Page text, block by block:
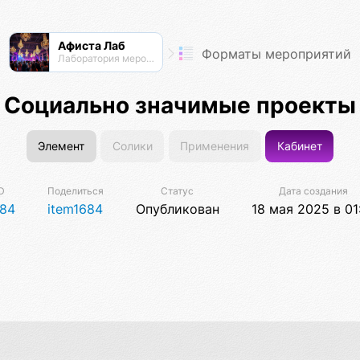
Афиста Лаб
Лаборатория мероприятий Форматы мероприятий
Социально значимые проекты
Элемент Солики Применения Кабинет
Поделиться
item1684
Статус
Опубликован
Дата создания
18 мая 2025 в